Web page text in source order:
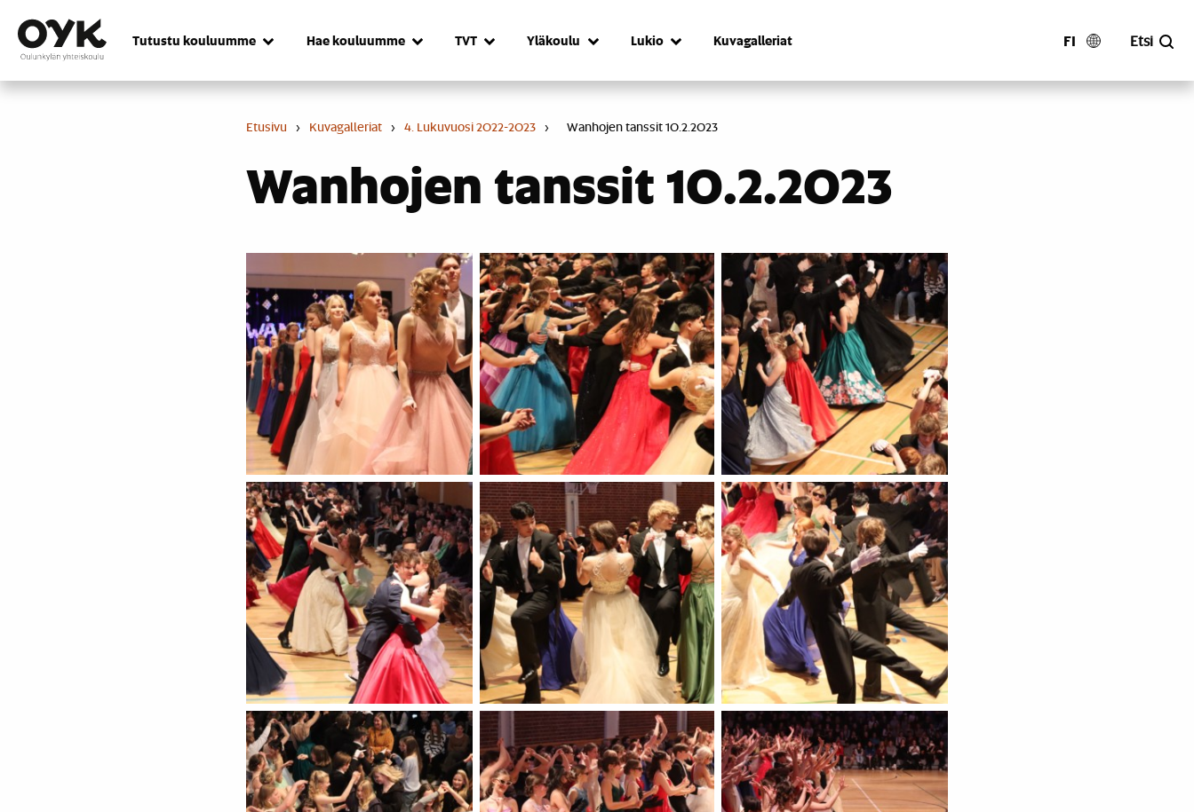
content
Tutustu kouluumme Hae kouluumme TVT Yläkoulu Lukio Kuvagalleriat FI Etsi
Etusivu › Kuvagalleriat › 4. Lukuvuosi 2022-2023 › Wanhojen tanssit 10.2.2023
Wanhojen tanssit 10.2.2023